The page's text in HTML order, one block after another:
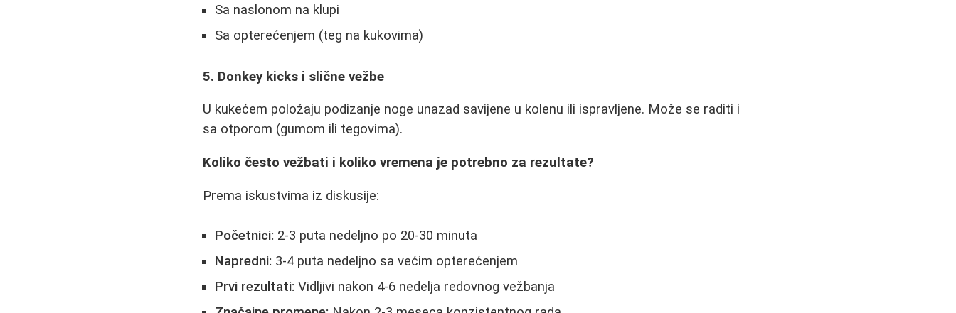
Sa naslonom na klupi
Sa opterećenjem (teg na kukovima)
5. Donkey kicks i slične vežbe
U kukećem položaju podizanje noge unazad savijene u kolenu ili ispravljene. Može se raditi i
sa otporom (gumom ili tegovima).
Koliko često vežbati i koliko vremena je potrebno za rezultate?
Prema iskustvima iz diskusije:
Početnici: 2-3 puta nedeljno po 20-30 minuta
Napredni: 3-4 puta nedeljno sa većim opterećenjem
Prvi rezultati: Vidljivi nakon 4-6 nedelja redovnog vežbanja